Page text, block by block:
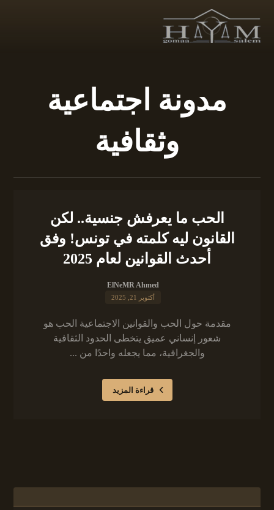
مدونة اجتماعية
وثقافية
الحب ما يعرفش جنسية.. لكن
القانون ليه كلمته في تونس! وفق
أحدث القوانين لعام 2025
ElNeMR Ahmed
أكتوبر 21, 2025
مقدمة حول الحب والقوانين الاجتماعية الحب هو
شعور إنساني عميق يتخطى الحدود الثقافية
والجغرافية، مما يجعله واحدًا من ...
قراءة المزيد